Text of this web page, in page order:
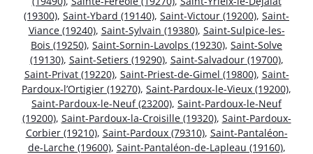
(19300), Saint-Ybard (19140), Saint-Victour (19200), Saint-
Viance (19240), Saint-Sylvain (19380), Saint-Sulpice-les-
Bois (19250), Saint-Sornin-Lavolps (19230), Saint-Solve
(19130), Saint-Setiers (19290), Saint-Salvadour (19700),
Saint-Privat (19220), Saint-Priest-de-Gimel (19800), Saint-
Pardoux-l’Ortigier (19270), Saint-Pardoux-le-Vieux (19200),
Saint-Pardoux-le-Neuf (23200), Saint-Pardoux-le-Neuf
(19200), Saint-Pardoux-la-Croisille (19320), Saint-Pardoux-
Corbier (19210), Saint-Pardoux (79310), Saint-Pantaléon-
de-Larche (19600), Saint-Pantaléon-de-Lapleau (19160),